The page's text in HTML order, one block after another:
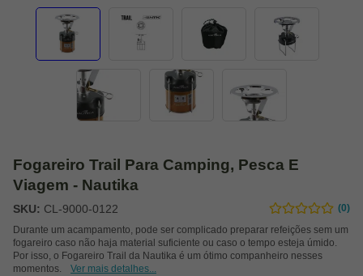
Fogareiro Trail Para Camping, Pesca E
Viagem - Nautika
SKU: CL-9000-0122
(0)
Durante um acampamento, pode ser complicado preparar refeições sem um
fogareiro caso não haja material suficiente ou caso o tempo esteja úmido.
Por isso, o Fogareiro Trail da Nautika é um ótimo companheiro nesses
momentos.
Ver mais detalhes...